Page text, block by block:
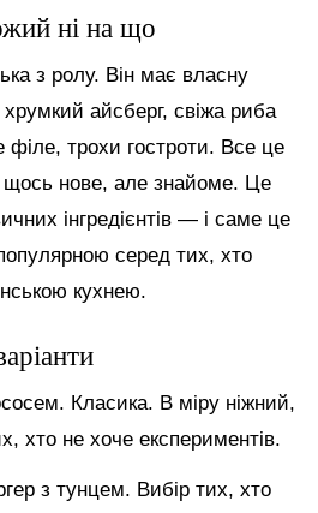
ні на що
з ролу. Він має власну
айсберг, свіжа риба
трохи гостроти. Все це
щось нове, але знайоме. Це
інгредієнтів — і саме це
серед тих, хто
кухнею.
Класика. В міру ніжний,
хто не хоче експериментів.
з тунцем. Вибір тих, хто